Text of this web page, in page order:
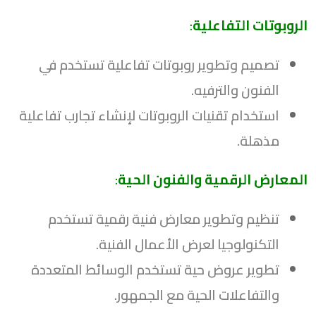
الروبوتات التفاعلية:
تصميم وتطوير روبوتات تفاعلية تستخدم في
الفنون والترفيه.
استخدام تقنيات الروبوتات لإنشاء تجارب تفاعلية
مذهلة.
المعارض الرقمية والفنون الحية:
تنظيم وتطوير معارض فنية رقمية تستخدم
التكنولوجيا لعرض الأعمال الفنية.
تطوير عروض حية تستخدم الوسائط المتعددة
والتفاعلات الحية مع الجمهور.